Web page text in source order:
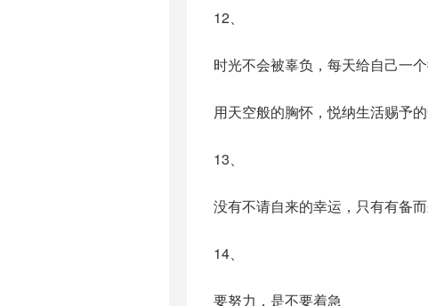
12、
时光不会被辜负，每天给自己一
用天空般的胸怀，悦纳生活赐予
13、
没有不请自来的幸运，只有有备
14、
要努力，是不要着急